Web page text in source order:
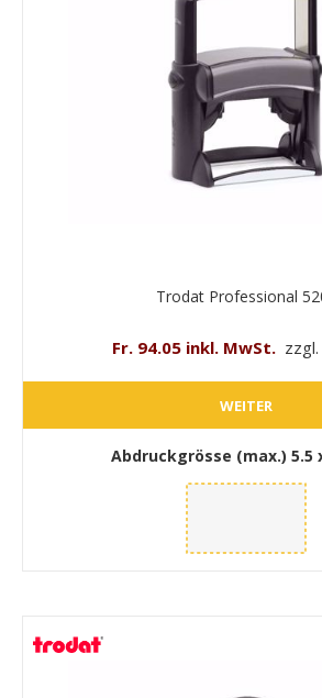
Trodat Professional
Fr. 94.05 inkl. MwSt.
WEITER
Abdruckgrösse (max.) 5.5